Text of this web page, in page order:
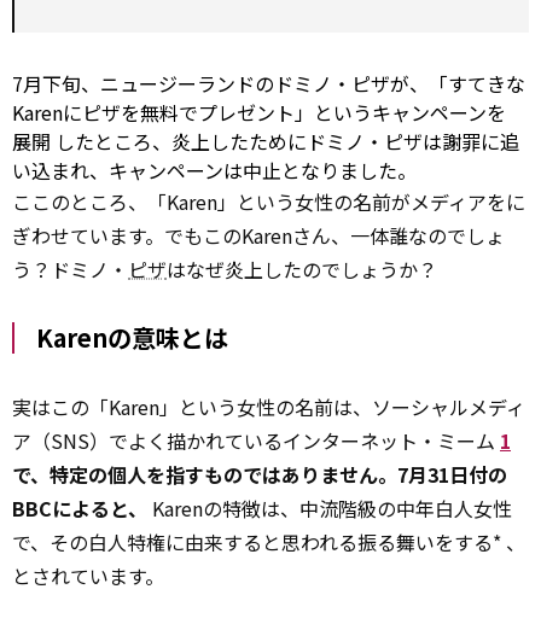
7月下旬、ニュージーランドのドミノ・ピザが、「すてきな
Karenにピザを無料でプレゼント」というキャンペーンを
展開 したところ、炎上したためにドミノ・ピザは謝罪に追
い込まれ、キャンペーンは中止となりました。
ここのところ、「Karen」という女性の名前がメディアをに
ぎわせています。でもこのKarenさん、一体誰なのでしょ
う？ドミノ・ ピザはなぜ炎上したのでしょうか？
Karenの意味とは
実はこの「Karen」という女性の名前は、ソーシャルメディ
ア（SNS）でよく描かれているインターネット・ミーム 1
で、特定の個人を指すものではありません。7月31日付の
BBCによると、 Karenの特徴は、中流階級の中年白人女性
で、その白人特権に由来すると思われる振る舞いをする* 、
とされています。